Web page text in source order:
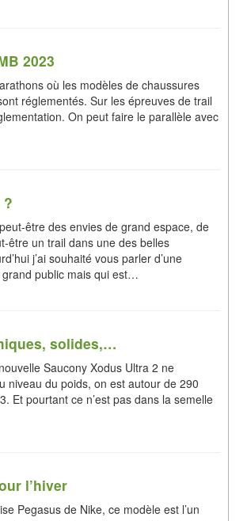
2023
où les modèles de chaussures
réglementés. Sur les épreuves de trail
On peut faire le parallèle avec
être des envies de grand espace, de
être un trail dans une des belles
j’ai souhaité vous parler d’une
public mais qui est…
solides,…
Saucony Xodus Ultra 2 ne
niveau du poids, on est autour de 290
Et pourtant ce n’est pas dans la semelle
l’hiver
Pegasus de Nike, ce modèle est l’un